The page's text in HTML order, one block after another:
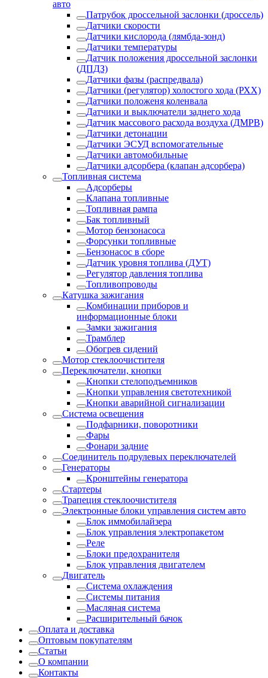
авто
Патрубок дроссельной заслонки (дроссель)
Датчики скорости
Датчики кислорода (лямбда-зонд)
Датчики температуры
Датчик положения дроссельной заслонки
(ДПДЗ)
Датчики фазы (распредвала)
Датчики (регулятор) холостого хода (РХХ)
Датчики положеня коленвала
Датчики и выключатели заднего хода
Датчик массового расхода воздуха (ДМРВ)
Датчики детонации
Датчики ЭСУД вспомогательные
Датчики автомобильные
Датчики адсорбера (клапан адсорбера)
Топливная система
Адсорберы
Клапана топливные
Топливная рампа
Бак топливный
Мотор бензонасоса
Форсунки топливные
Бензонасос в сборе
Датчик уровня топлива (ДУТ)
Регулятор давления топлива
Топливопроводы
Катушка зажигания
Комбинации приборов и
информационные блоки
Замки зажигания
Трамблер
Обогрев сидений
Мотор стеклоочистителя
Переключатели, кнопки
Кнопки стелоподъемников
Кнопки управления светотехникой
Кнопки аварийной сигнализации
Система освещения
Подфарники, поворотники
Фары
Фонари задние
Соединитель подрулевых переключателей
Генераторы
Кронштейны генератора
Стартеры
Трапеция стеклоочистителя
Электронные блоки управления систем авто
Блок иммобилайзера
Блок управления электропакетом
Реле
Блоки предохранителя
Блок управления двигателем
Двигатель
Система охлаждения
Системы питания
Масляная система
Расширительный бачок
Оплата и доставка
Оптовым покупателям
Статьи
О компании
Контакты